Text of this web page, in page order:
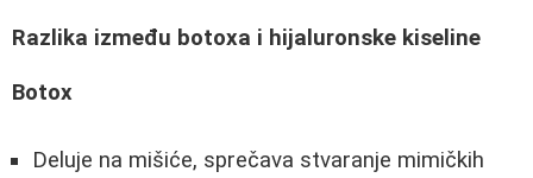
Razlika između botoxa i hijaluronske kiseline
Botox
Deluje na mišiće, sprečava stvaranje mimičkih